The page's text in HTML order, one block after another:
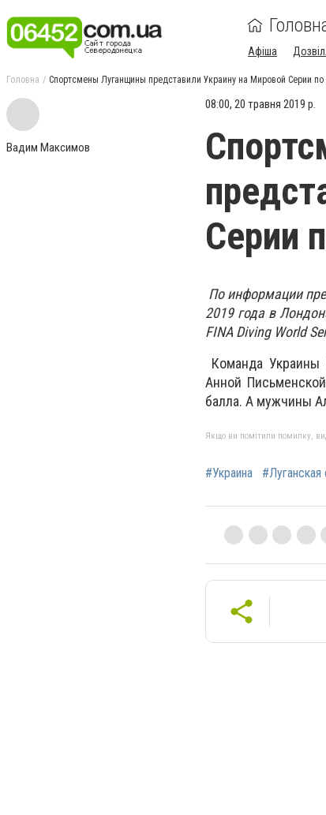
Афіша
Головна Спортсмены Луганщины представили Украину на Мировой Серии
Вадим Максимов
08:00, 20 травня 2019 р.
Серии
По информации
2019 года в
FINA Diving World
Команда
Анной
балла. А мужчины
Якщо ви помітили помилку,
#Украина #Луганская